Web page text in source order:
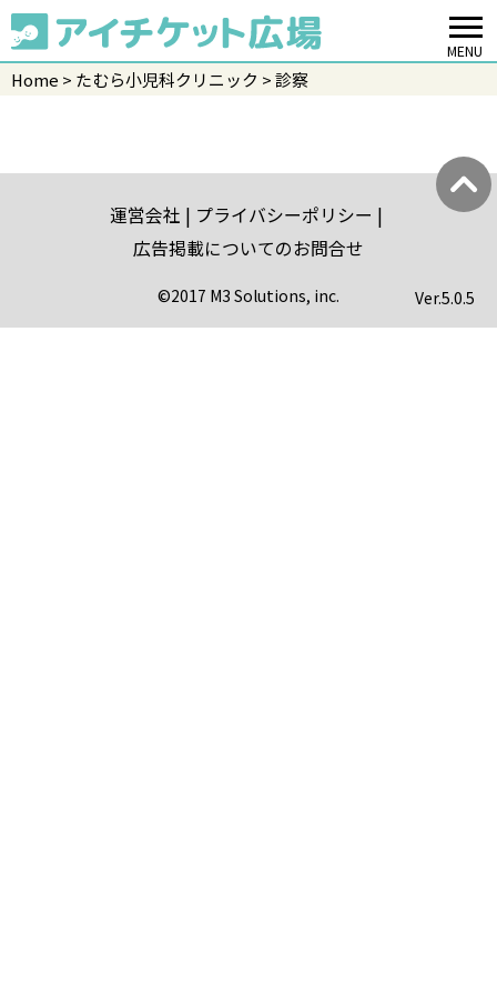
MENU
Home たむら小児科クリニック 診察
運営会社
プライバシーポリシー
広告掲載についてのお問合せ
©2017 M3 Solutions, inc. Ver.5.0.5